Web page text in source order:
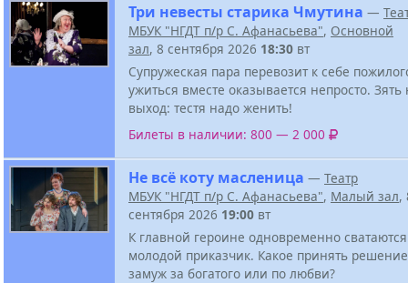
Три невесты старика Чмутина —
МБУК "НГДТ п/р С. Афанасьева", Основной
зал, 8 сентября 2026 18:30 вт
Супружеская пара перевозит к себе
ужиться вместе оказывается непросто. Зять
выход: тестя надо женить!
Билеты в наличии: 800 — 2 000
Не всё коту масленица — Театр
МБУК "НГДТ п/р С. Афанасьева", Малый зал,
сентября 2026 19:00 вт
К главной героине одновременно
молодой приказчик. Какое принять
замуж за богатого или по любви?